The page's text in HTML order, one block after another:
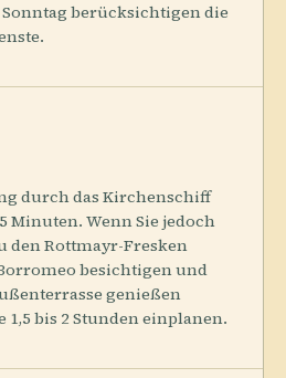
berücksichtigen die
durch das Kirchenschiff
Minuten. Wenn Sie jedoch
den Rottmayr-Fresken
besichtigen und
genießen
1,5 bis 2 Stunden einplanen.